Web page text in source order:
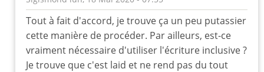
En
réponse
à
Cet
article
Tout à fait d'accord, je trouve ça un peu putassier
cette manière de procéder. Par ailleurs, est-ce
vraiment nécessaire d'utiliser l'écriture inclusive ?
Je trouve que c'est laid et ne rend pas du tout